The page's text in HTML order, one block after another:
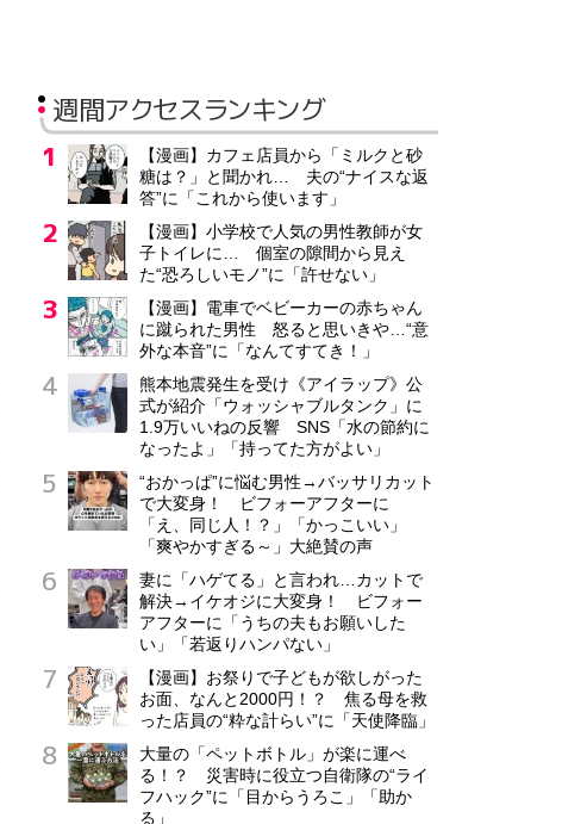
週間アクセスランキング
【漫画】カフェ店員から「ミルクと砂
糖は？」と聞かれ… 夫の“ナイスな返
答”に「これから使います」
【漫画】小学校で人気の男性教師が女
子トイレに… 個室の隙間から見え
た“恐ろしいモノ”に「許せない」
【漫画】電車でベビーカーの赤ちゃん
に蹴られた男性 怒ると思いきや…“意
外な本音”に「なんてすてき！」
熊本地震発生を受け《アイラップ》公
式が紹介「ウォッシャブルタンク」に
1.9万いいねの反響 SNS「水の節約に
なったよ」「持ってた方がよい」
“おかっぱ”に悩む男性→バッサリカット
で大変身！ ビフォーアフターに
「え、同じ人！？」「かっこいい」
「爽やかすぎる～」大絶賛の声
妻に「ハゲてる」と言われ…カットで
解決→イケオジに大変身！ ビフォー
アフターに「うちの夫もお願いした
い」「若返りハンパない」
【漫画】お祭りで子どもが欲しがった
お面、なんと2000円！？ 焦る母を救
った店員の“粋な計らい”に「天使降臨」
大量の「ペットボトル」が楽に運べ
る！？ 災害時に役立つ自衛隊の“ライ
フハック”に「目からうろこ」「助か
る」